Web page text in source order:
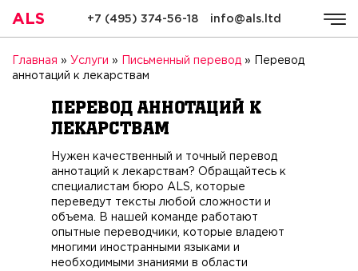
ALS
ALS Компания Услуги Стоимость
+7 (495) 374-56-18 info@als.ltd
Главная » Услуги » Письменный перевод »
Перевод
аннотаций к лекарствам
Перевод аннотаций к
лекарствам
Нужен качественный и точный перевод
аннотаций к лекарствам? Обращайтесь к
специалистам бюро ALS, которые
переведут тексты любой сложности и
объема. В нашей команде работают
опытные переводчики, которые владеют
многими иностранными языками и
необходимыми знаниями в области